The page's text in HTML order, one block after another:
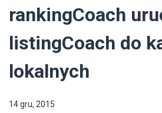
Ceny
Partnerzy
Blog
Polski
rankingCoach
listingCoach do
lokalnych
14 gru, 2015